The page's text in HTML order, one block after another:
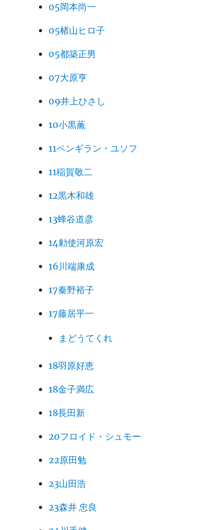
05岡本尚一
05楮山ヒロ子
05都築正男
07大原亨
09井上ひさし
10小黒薫
11ペンギラン・ユソフ
11稲賀敬二
12黒木和雄
13蜂谷道彦
14勅使河原宏
16川端康成
17秦野裕子
17藤居平一
まどうてくれ
18羽原好恵
18金子満広
18長田新
20フロイド・シュモー
22原田勉
23山田浩
23森井 忠良